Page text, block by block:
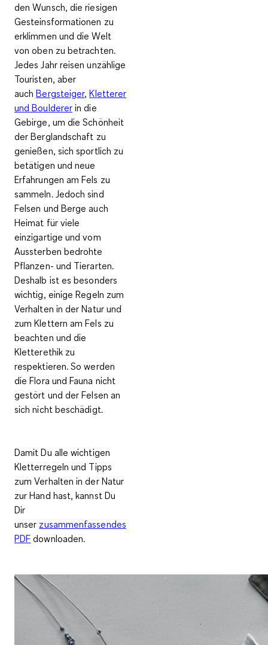
den Wunsch, die riesigen
Gesteinsformationen zu
erklimmen und die Welt
von oben zu betrachten.
Jedes Jahr reisen unzählige
Touristen, aber
auchBergsteiger,Kletterer
und Boulderer in die
Gebirge, um die Schönheit
der Berglandschaft zu
genießen, sich sportlich zu
betätigen und neue
Erfahrungen am Fels zu
sammeln. Jedoch sind
Felsen und Berge auch
Heimat für viele
einzigartige und vom
Aussterben bedrohte
Pflanzen- und Tierarten.
Deshalb ist es besonders
wichtig, einige Regeln zum
Verhalten in der Natur und
zum Klettern am Fels zu
beachten und die
Kletterethik zu
respektieren. So werden
die Flora und Fauna nicht
gestört und der Felsen an
sich nicht beschädigt.
Damit Du alle wichtigen
Kletterregeln und Tipps
zum Verhalten in der Natur
zur Hand hast, kannst Du
Dir
unser zusammenfassendes
PDF downloaden.